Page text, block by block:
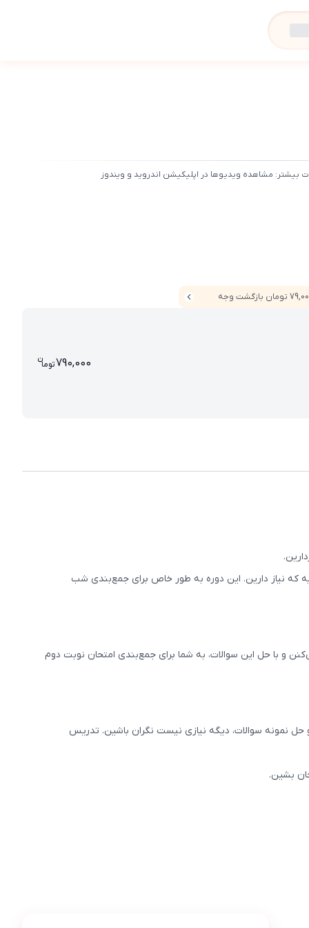
بیشتر: مشاهده ویدیوها در اپلیکیشن اندروید و ویندوز
تومان بازگشت وجه
790,000توما
ن
قیمت پرش معدل اجتماعی نهم
که نیاز دارین. این دوره به‌ طور خاص برای جمع‌بندی شب
و با حل این سوالات، به شما برای جمع‌بندی امتحان نوبت دوم
حل نمونه سوالات، دیگه نیازی نیست نگران باشین. تدریس
بشین.